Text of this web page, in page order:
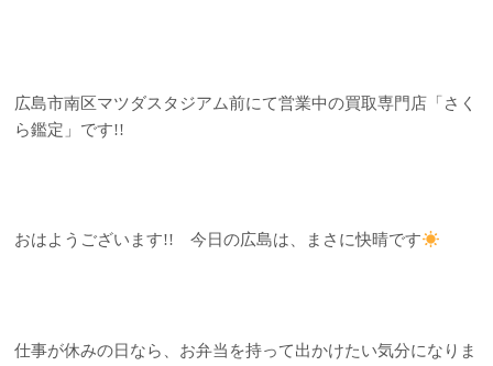
広島市南区マツダスタジアム前にて営業中の買取専門店「さく
ら鑑定」です!!
おはようございます!! 今日の広島は、まさに快晴です
仕事が休みの日なら、お弁当を持って出かけたい気分になりま